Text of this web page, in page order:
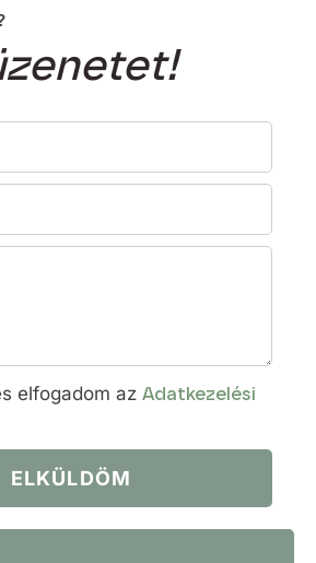
elfogadom az Adatkezelési
ELKÜLDÖM